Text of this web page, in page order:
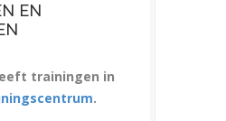
EN
trainingen in
.